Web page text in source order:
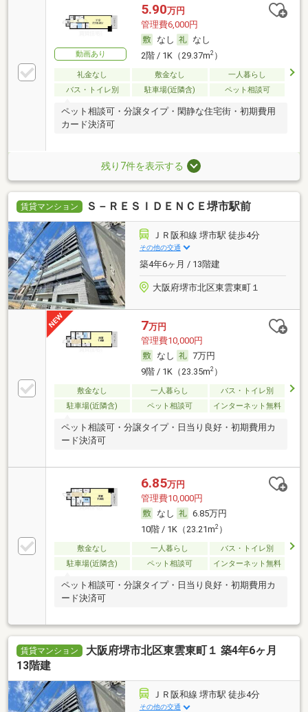
動画あり
5.90万円
管理費6,000円
なし
なし
2階 / 1K（29.37m2）
礼金なし 敷金なし
一人暮らし
バス・トイレ別
駐車場(近隣含) ペット相談可
ペット相談可・分譲タイプ・閑静な住宅街・初期費用
カード決済可
残り7件を表示する
賃貸マンション Ｓ－ＲＥＳＩＤＥＮＣＥ堺市駅前
ＪＲ阪和線 堺市駅 徒歩4分
その他の交通
築4年6ヶ月 / 13階建
大阪府堺市北区東雲東町１
7万円
管理費10,000円
なし
7万円
9階 / 1K（23.35m2）
敷金なし 一人暮らし
バス・トイレ別
駐車場(近隣含)
ペット相談可 インターネット無料
ペット相談可・分譲タイプ・日当り良好・初期費用カ
ード決済可
6.85万円
管理費10,000円
なし
6.85万円
10階 / 1K（23.21m2）
敷金なし 一人暮らし
バス・トイレ別
駐車場(近隣含)
ペット相談可 インターネット無料
ペット相談可・分譲タイプ・日当り良好・初期費用カ
ード決済可
賃貸マンション
大阪府堺市北区東雲東町１ 築4年6ヶ月
13階建
ＪＲ阪和線 堺市駅 徒歩4分
その他の交通